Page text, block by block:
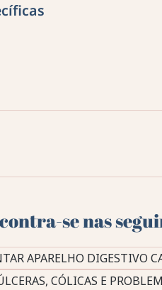
se nas
APARELHO DIGESTIVO
CÓLICAS E